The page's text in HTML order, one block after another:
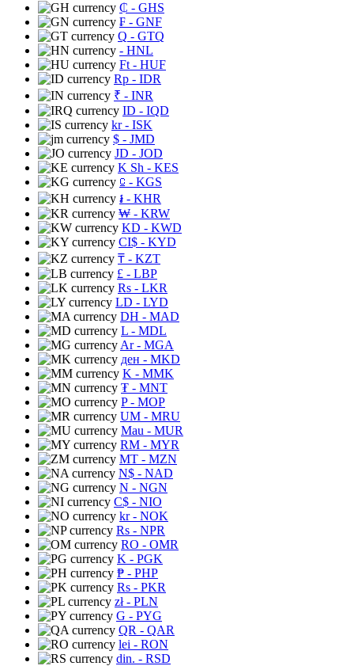
₵ - GHS
₣ - GNF
Q - GTQ
- HNL
Ft - HUF
Rp - IDR
₹ - INR
ID - IQD
kr- ISK
$ - JMD
JD - JOD
K Sh - KES
⃀ - KGS
៛ - KHR
₩ - KRW
KD - KWD
CI$ - KYD
₸ - KZT
£ - LBP
Rs - LKR
LD - LYD
DH - MAD
L - MDL
Ar- MGA
ден - MKD
K - MMK
₮ - MNT
P- MOP
UM - MRU
Mau - MUR
RM - MYR
MT - MZN
N$ - NAD
N - NGN
C$ - NIO
kr- NOK
Rs - NPR
RO - OMR
K - PGK
₱ - PHP
Rs - PKR
zł- PLN
G - PYG
QR - QAR
lei - RON
din. - RSD